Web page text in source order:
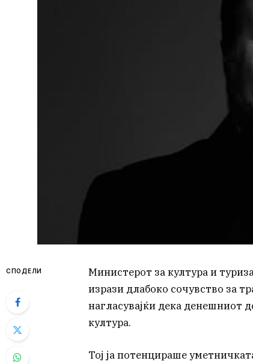
СПОДЕЛИ
Министерот за култура и
изрази длабоко сочувство за
нагласувајќи дека денешниот
култура.
Тој ја потенцираше